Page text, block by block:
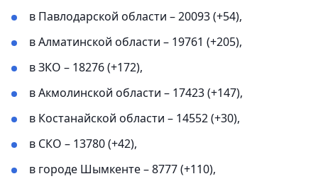
в Павлодарской области – 20093 (+54),
в Алматинской области – 19761 (+205),
в ЗКО – 18276 (+172),
в Акмолинской области – 17423 (+147),
в Костанайской области – 14552 (+30),
в СКО – 13780 (+42),
в городе Шымкенте – 8777 (+110),